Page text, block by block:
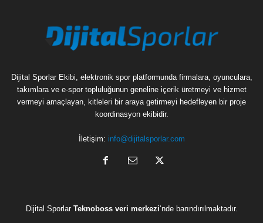
Dijital Sporlar Ekibi, elektronik spor platformunda firmalara, oyunculara,
takımlara ve e-spor topluluğunun geneline içerik üretmeyi ve hizmet
vermeyi amaçlayan, kitleleri bir araya getirmeyi hedefleyen bir proje
koordinasyon ekibidir.
İletişim: info@dijitalsporlar.com
Dijital Sporlar Teknoboss veri merkezi‘nde barındırılmaktadır.